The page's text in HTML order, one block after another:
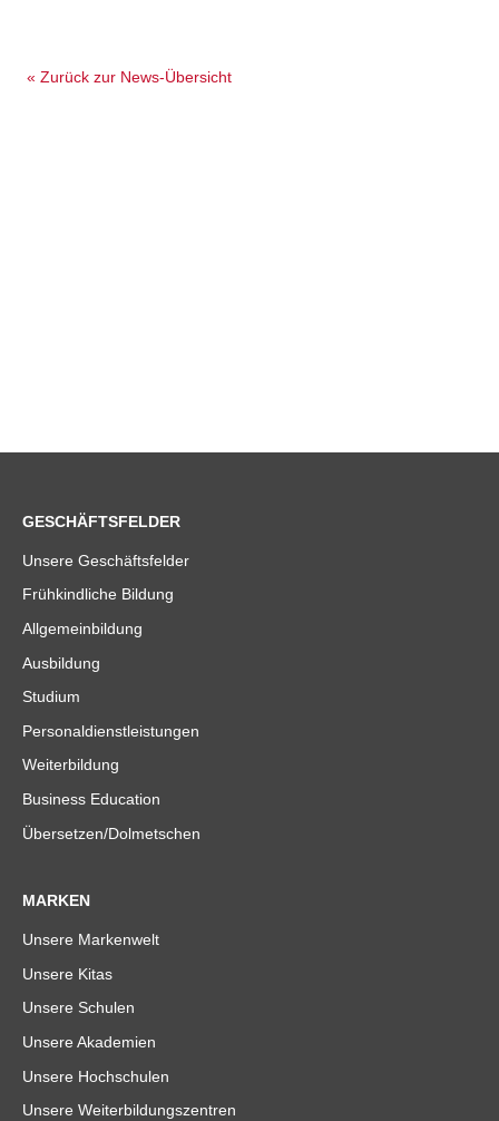
« Zurück zur News-Übersicht
GESCHÄFTSFELDER
Unsere Geschäftsfelder
Frühkindliche Bildung
Allgemeinbildung
Ausbildung
Studium
Personaldienstleistungen
Weiterbildung
Business Education
Übersetzen/Dolmetschen
MARKEN
Unsere Markenwelt
Unsere Kitas
Unsere Schulen
Unsere Akademien
Unsere Hochschulen
Unsere Weiterbildungszentren